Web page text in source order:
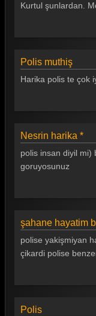
Kurtul şunlardan.
Polis muthiş
Harika polis te çok
Nesrin harika *
polis insan diyil mi)
goruyosunuz
şahane hayatim
polise yakişmiyan
çikardi polise
Polis